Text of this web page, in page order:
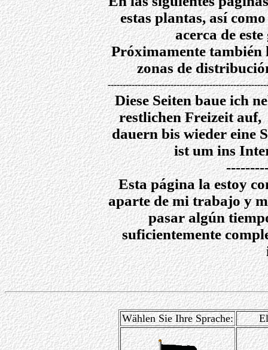
estas plantas, así
acerca de
Próximamente también
zonas de
Diese Seiten baue ich
restlichen Freizeit
dauern bis wieder eine
ist um ins
Esta página la estoy
aparte de mi trabajo y
pasar algún
suficientemente
Wählen Sie Ihre Sprache: